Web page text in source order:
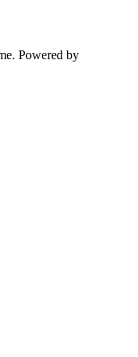
Powered by